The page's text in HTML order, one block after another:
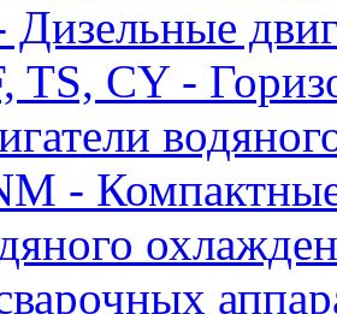
Дизельные
TS, CY -
-